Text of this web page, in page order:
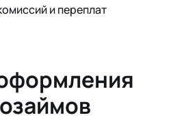
и переплат